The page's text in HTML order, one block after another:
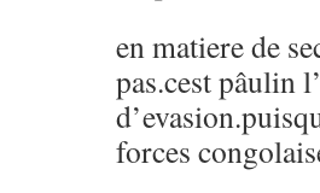
en matiere de
pas.cest pâulin
forces